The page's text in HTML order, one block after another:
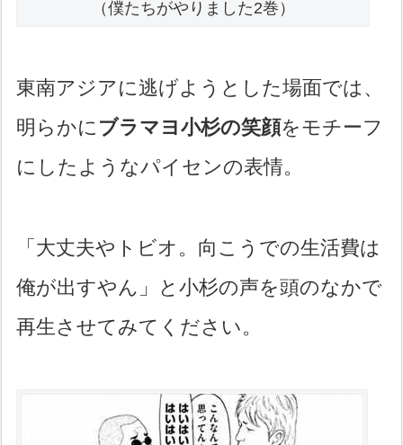
（僕たちがやりました2巻）
東南アジアに逃げようとした場面では、
明らかに ブラマヨ小杉の笑顔をモチーフ
にしたようなパイセンの表情。
「大丈夫やトビオ。向こうでの生活費は
俺が出すやん」と小杉の声を頭のなかで
再生させてみてください。